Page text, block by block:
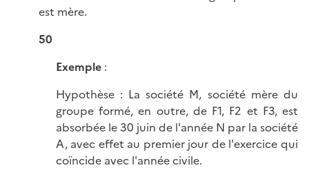
est mère.
50
Exemple:
Hypothèse : La société M, société mère du
groupe formé, en outre, de F1, F2 et F3, est
absorbée le 30 juin de l'année N par la société
A, avec effet au premier jour de l'exercice qui
coïncide avec l'année civile.